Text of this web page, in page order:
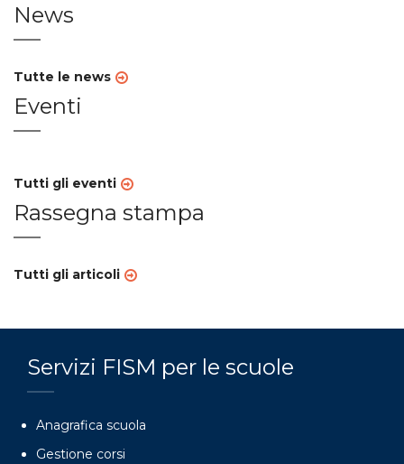
News
Tutte le news
Eventi
Tutti gli eventi
Rassegna stampa
Tutti gli articoli
Servizi FISM per le scuole
Anagrafica scuola
Gestione corsi